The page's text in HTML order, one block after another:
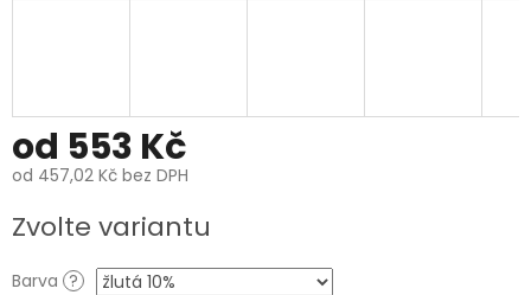
od 553 Kč
od 457,02 Kč bez DPH
cena:
Zvolte variantu
Barva ?